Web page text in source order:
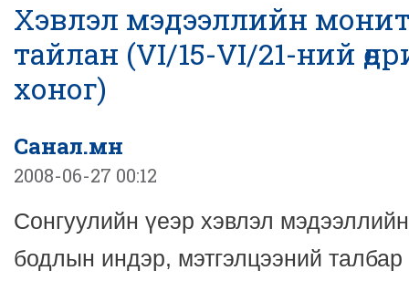
Хэвлэл мэдээллийн
тайлан (VI/15-VI/21-ний
хоног)
Санал.мн
2008-06-27 00:12
Сонгуулийн үеэр хэвлэл
бодлын индэр, мэтгэлцээний